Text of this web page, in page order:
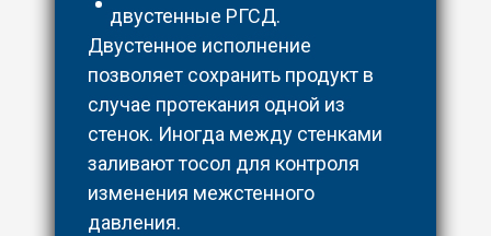
двустенные РГСД.
Двустенное исполнение
позволяет сохранить продукт в
случае протекания одной из
стенок. Иногда между стенками
заливают тосол для контроля
изменения межстенного
давления.